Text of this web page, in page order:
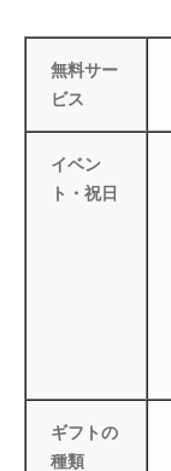
無料サー
ビス
イベン
ト・祝日
ギフトの
種類